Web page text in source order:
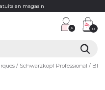
en magasin
0
Schwarzkopf Professional